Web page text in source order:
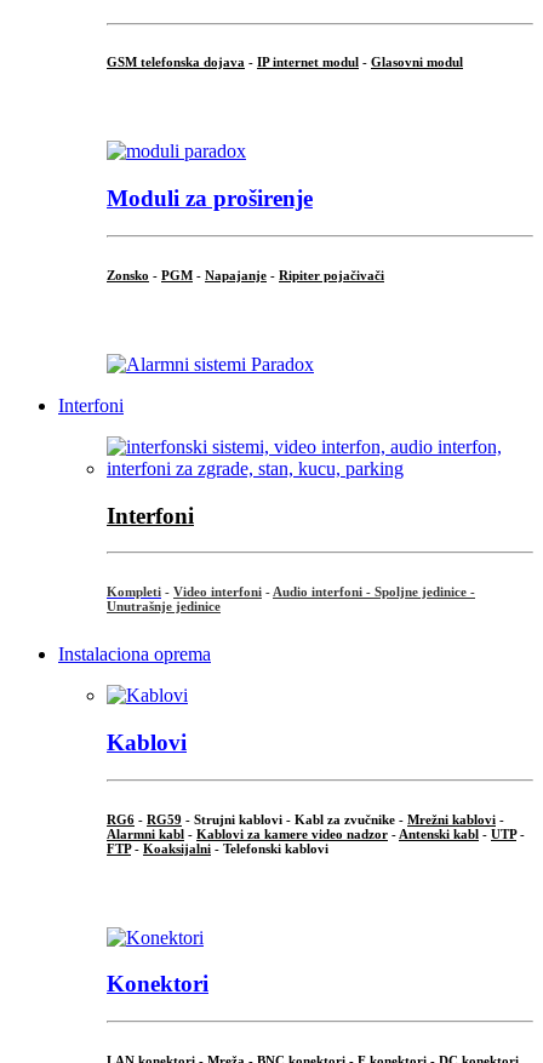
GSM telefonska dojava - IP internet modul - Glasovni modul
Moduli za proširenje
Zonsko - PGM - Napajanje - Ripiter pojačivači
Interfoni
Interfoni
Kompleti - Video interfoni - Audio interfoni - Spoljne jedinice -
Unutrašnje jedinice
Instalaciona oprema
Kablovi
RG6 - RG59 - Strujni kablovi - Kabl za zvučnike - Mrežni kablovi -
Alarmni kabl - Kablovi za kamere video nadzor - Antenski kabl - UTP-
FTP- Koaksijalni - Telefonski kablovi
Konektori